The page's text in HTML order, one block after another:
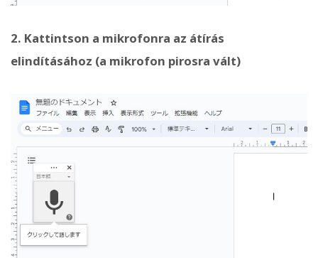
2. Kattintson a mikrofonra az átírás
elindításához (a mikrofon pirosra vált)